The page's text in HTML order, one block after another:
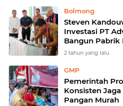
Bolmong
Steven
Investasi PT
Bangun Pabrik
Bolmong
2 tahun yang lalu
GMP
Pemerintah
Konsisten
Pangan Murah